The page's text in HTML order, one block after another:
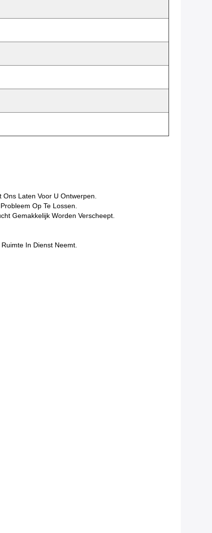
Laten Voor U Ontwerpen.
Op Te Lossen.
Gemakkelijk Worden Verscheept.
In Dienst Neemt.